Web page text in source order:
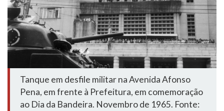
Tanque em desfile militar na Avenida Afonso
Pena, em frente à Prefeitura, em comemoração
ao Dia da Bandeira. Novembro de 1965. Fonte: